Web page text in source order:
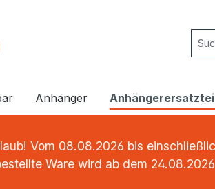
Anhänger
Vom 08.08.2026 bis
Ware wird ab dem